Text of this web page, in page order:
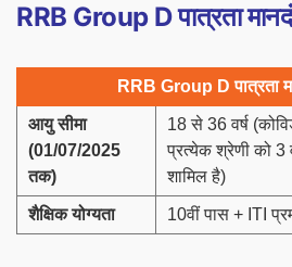
RRB Group D पात्रता
RRB Group D पात्रता
आयु सीमा
(01/07/2025
तक)
18 से 36 वर्ष
प्रत्येक श्रेणी को 3
शामिल है)
शैक्षिक योग्यता 10वीं पास + ITI